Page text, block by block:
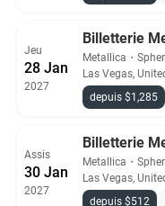
Jeu
28 Jan
2027
Billetterie
Metallica ・
Las Vegas,
depuis $1,285
Assis
30 Jan
2027
Billetterie
Metallica ・
Las Vegas,
depuis $512